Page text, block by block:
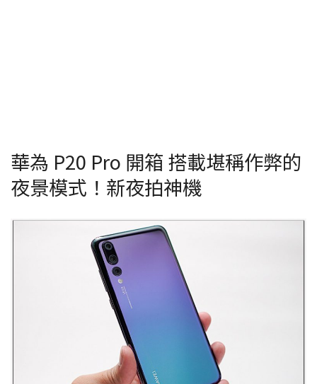
華為 P20 Pro 開箱 搭載堪稱作弊的
夜景模式！新夜拍神機